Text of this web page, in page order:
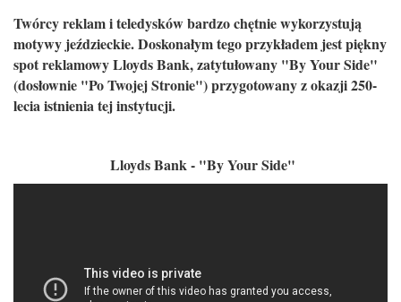
Twórcy reklam i teledysków bardzo chętnie wykorzystują
motywy jeździeckie. Doskonałym tego przykładem jest piękny
spot reklamowy Lloyds Bank, zatytułowany "By Your Side"
(dosłownie "Po Twojej Stronie") przygotowany z okazji 250-
lecia istnienia tej instytucji.
Lloyds Bank - "By Your Side"